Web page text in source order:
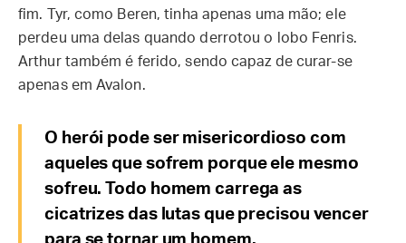
fim. Tyr, como Beren, tinha apenas uma mão; ele
perdeu uma delas quando derrotou o lobo Fenris.
Arthur também é ferido, sendo capaz de curar-se
apenas em Avalon.
O herói pode ser misericordioso com
aqueles que sofrem porque ele mesmo
sofreu. Todo homem carrega as
cicatrizes das lutas que precisou vencer